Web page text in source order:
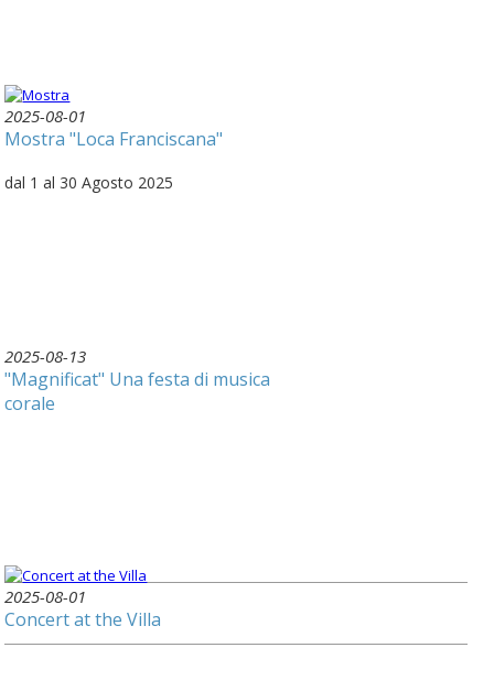
2025-08-01
Mostra "Loca Franciscana"
dal 1 al 30 Agosto 2025
2025-08-13
"Magnificat" Una festa di musica
corale
2025-08-01
Concert at the Villa